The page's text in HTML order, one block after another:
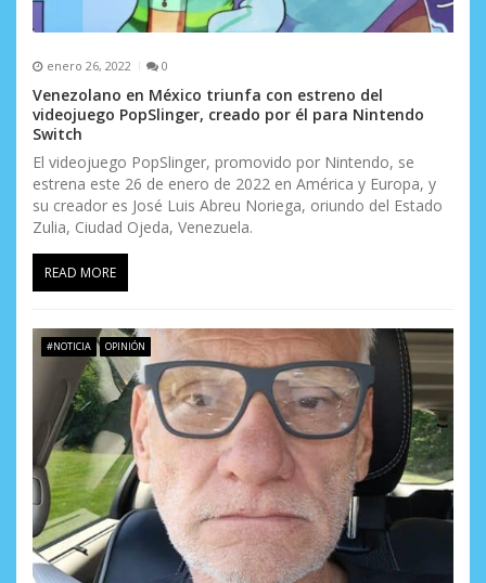
enero 26, 2022 0
Venezolano en México triunfa con estreno del
videojuego PopSlinger, creado por él para Nintendo
Switch
El videojuego PopSlinger, promovido por Nintendo, se
estrena este 26 de enero de 2022 en América y Europa, y
su creador es José Luis Abreu Noriega, oriundo del Estado
Zulia, Ciudad Ojeda, Venezuela.
READ MORE
#NOTICIA OPINIÓN